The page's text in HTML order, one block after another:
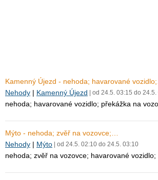
Kamenný Újezd - nehoda; havarované
Nehody | Kamenný Újezd | od 24.5. 03:15 do 24.5.
nehoda; havarované vozidlo; překážka na
Mýto - nehoda; zvěř na vozovce;…
Nehody | Mýto | od 24.5. 02:10 do 24.5. 03:10
nehoda; zvěř na vozovce; havarované vozidlo;